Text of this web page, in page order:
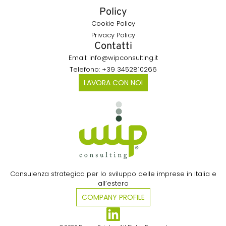
Consulenza strategica per lo sviluppo delle imprese in Italia e
all’estero​
COMPANY PROFILE
Policy
Cookie Policy
Privacy Policy
Contatti
Email: info@wipconsulting.it
Telefono: +39 3452810266
LAVORA CON NOI